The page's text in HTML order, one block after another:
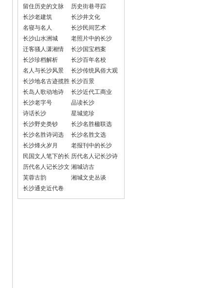
留住历史的文脉
历史街巷寻踪
长沙老建筑
长沙井文化
名寝与名人
长沙民间艺术
长沙山水洲城
老照片中的长沙
迁客骚人潇湘情
长沙国宝档案
长沙珍档解析
长沙百年名校
名人与长沙风景
长沙传统风俗大观
长沙地名古迹揽胜 长沙百景
长岛人歌动地诗
长沙近代工商业
长沙老字号
品读长沙
诗话长沙
星城览珍
长沙野史类钞
长沙名胜楹联选
长沙名胜诗词选
长沙名胜文选
长沙烽火岁月
老报刊中的长沙
民国文人笔下的长
沙
历代名人记长沙诗
词选
历代名人记长沙文
选
湘城访古
芙蓉古韵
湘城文史丛谈
长沙通史近代卷